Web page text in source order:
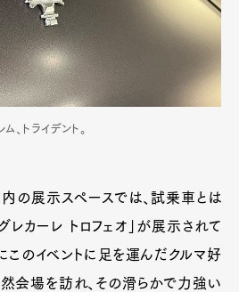
、トライデント。
の展示スペースでは、試乗車とは
レカーレ トロフェオ」が展示されて
このイベントに足を運んだクルマ好
然会場を訪れ、その滑らかで力強い